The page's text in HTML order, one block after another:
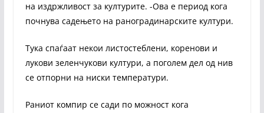
на издржливост за културите. -Ова е период кога
почнува садењето на ранoградинарските култури.
Тука спаѓаат некои листостеблени, коренови и
лукови зеленчукови култури, а поголем дел од нив
се отпорни на ниски температури.
Раниот компир се сади по можност кога